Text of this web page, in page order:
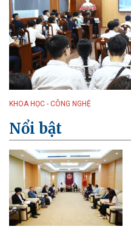
KHOA HỌC - CÔNG NGHỆ
Nổi bật